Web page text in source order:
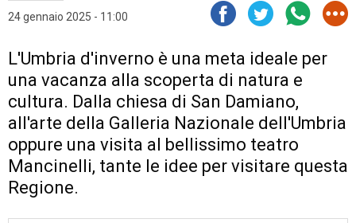
24 gennaio 2025 - 11:00
L'Umbria d'inverno è una meta ideale per
una vacanza alla scoperta di natura e
cultura. Dalla chiesa di San Damiano,
all'arte della Galleria Nazionale dell'Umbria
oppure una visita al bellissimo teatro
Mancinelli, tante le idee per visitare questa
Regione.